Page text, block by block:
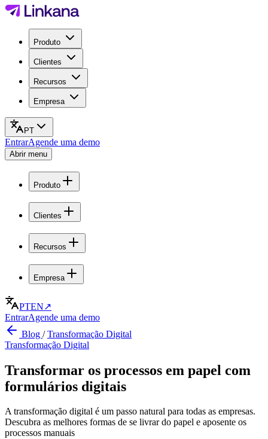
Produto
Clientes
Recursos
Empresa
PT
EntrarAgende uma demo
Abrir menu
Produto
Clientes
Recursos
Empresa
PTEN↗
EntrarAgende uma demo
Blog /Transformação Digital
Transformação Digital
Transformar os processos em papel com
formulários digitais
A transformação digital é um passo natural para todas as empresas.
Descubra as melhores formas de se livrar do papel e aposente os
processos manuais